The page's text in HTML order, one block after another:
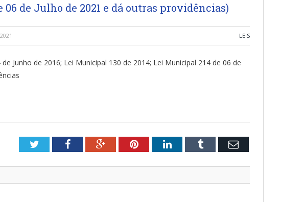
de Julho de 2021 e dá outras providências)
LEIS
Junho de 2016; Lei Municipal 130 de 2014; Lei Municipal 214 de 06 de
TwitterFacebookGoogle+PinterestLinkedInTumblr Email